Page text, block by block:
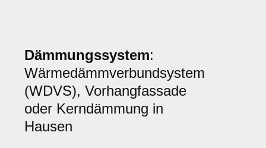
Dämmungssystem:
Wärmedämmverbundsystem
(WDVS), Vorhangfassade
oder Kerndämmung in
Hausen